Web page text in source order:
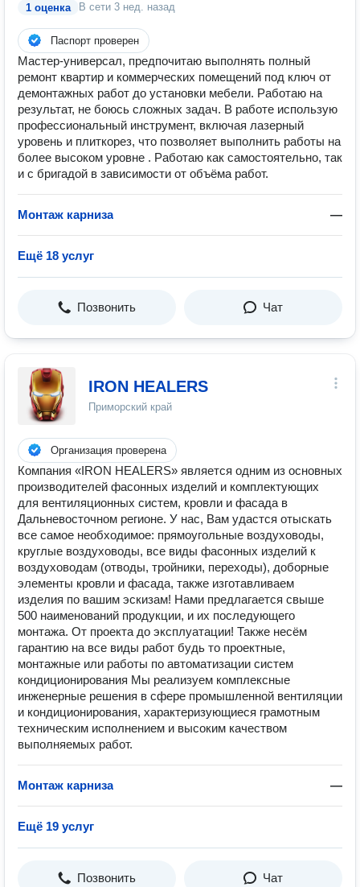
1 оценка В сети 3 нед. назад
Паспорт проверен
Мастер-универсал, предпочитаю выполнять полный
ремонт квартир и коммерческих помещений под ключ от
демонтажных работ до установки мебели. Работаю на
результат, не боюсь сложных задач. В работе использую
профессиональный инструмент, включая лазерный
уровень и плиткорез, что позволяет выполнить работы на
более высоком уровне . Работаю как самостоятельно, так
и с бригадой в зависимости от объёма работ.
Монтаж карниза —
Ещё 18 услуг
Позвонить Чат
IRON HEALERS
Приморский край
Организация проверена
Компания «IRON HEALERS» является одним из основных
производителей фасонных изделий и комплектующих
для вентиляционных систем, кровли и фасада в
Дальневосточном регионе. У нас, Вам удастся отыскать
все самое необходимое: прямоугольные воздуховоды,
круглые воздуховоды, все виды фасонных изделий к
воздуховодам (отводы, тройники, переходы), доборные
элементы кровли и фасада, также изготавливаем
изделия по вашим эскизам! Нами предлагается свыше
500 наименований продукции, и их последующего
монтажа. От проекта до эксплуатации! Также несём
гарантию на все виды работ будь то проектные,
монтажные или работы по автоматизации систем
кондиционирования Мы реализуем комплексные
инженерные решения в сфере промышленной вентиляции
и кондиционирования, характеризующиеся грамотным
техническим исполнением и высоким качеством
выполняемых работ.
Монтаж карниза —
Ещё 19 услуг
Позвонить Чат